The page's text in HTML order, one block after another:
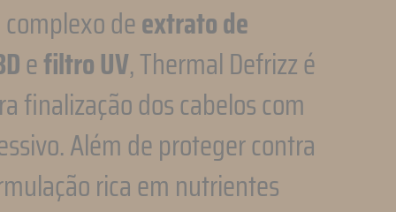
deextrato de
efiltro UV, Thermal Defrizz é
finalização dos cabelos com
Além de proteger contra
rica em nutrientes